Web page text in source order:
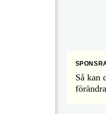
Så kan